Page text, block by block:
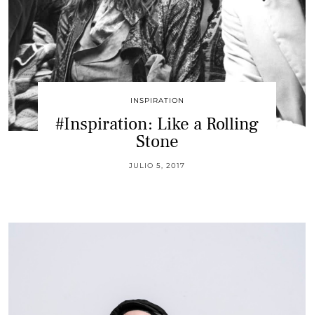
INSPIRATION
#Inspiration: Like a Rolling
Stone
JULIO 5, 2017